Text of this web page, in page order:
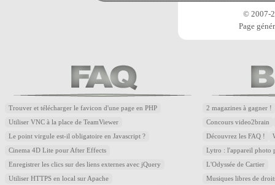
© 2007-
Page
Trouver et télécharger le favicon d'une page en PHP
Utiliser VNC à la place de TeamViewer
Le point virgule est-il obligatoire en Javascript ?
Cinema 4D Lite pour After Effects
Enregistrer les clics sur des liens externes avec jQuery
Utiliser HTTPS en local sur Apache
2 magazines à gagner !
Concours video2brain
Découvrez les FAQ !
Lytro : l'appareil photo
L'Odyssée de Cartier
Musiques libres de